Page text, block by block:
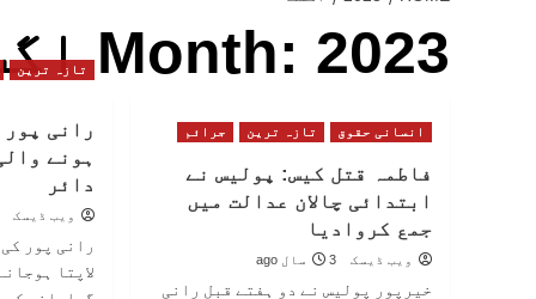
Month: 2023 اگست
انسانی حقوق تازہ ترین جرائم
فاطمہ قتل کیس: پولیس نے
ابتدائی چالان عدالت میں
جمع کروادیا
ویب ڈیسک 3 سال ago
خیرپور پولیس نے دو ہفتے قبل رانی
تازہ ترین
رانی پور
ہونے
دائر
ویب ڈیسک
رانی پور
لاپتا